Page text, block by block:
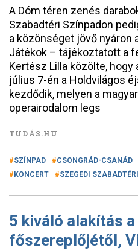
A Dóm téren zenés
Szabadtéri Színpadon
a közönséget jövő nyáron
Játékok – tájékoztatott a
Kertész Lilla közölte, hogy
július 7-én a Holdvilágos
kezdődik, melyen a
operairodalom legs
TUDÁS.HU
SZÍNPAD CSONGRÁD-CSANÁD
KONCERT
SZEGEDI
5 kiváló alakítás
főszereplőjétől,